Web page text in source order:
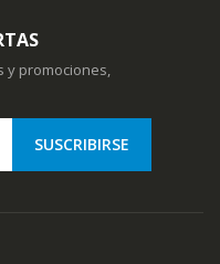
y promociones,